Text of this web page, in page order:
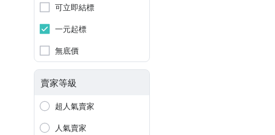
可立即結標
一元起標
無底價
賣家等級
超人氣賣家
人氣賣家